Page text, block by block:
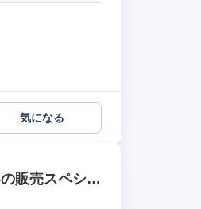
気になる
販売スペシャ